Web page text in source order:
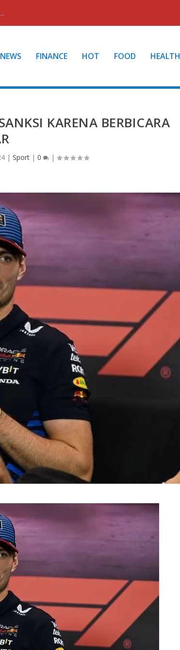
NEWS FINANCE HOT FOOD HEALTH
KARENA BERBICARA
|Sport |0 |